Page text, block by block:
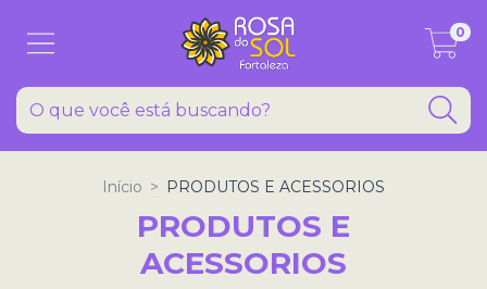
0
Início > PRODUTOS E ACESSORIOS
PRODUTOS E
ACESSORIOS